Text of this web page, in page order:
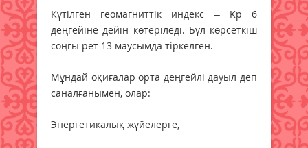
Күтілген геомагниттік индекс – Kp 6
деңгейіне дейін көтеріледі. Бұл көрсеткіш
соңғы рет 13 маусымда тіркелген.
Мұндай оқиғалар орта деңгейлі дауыл деп
саналғанымен, олар:
Энергетикалық жүйелерге,